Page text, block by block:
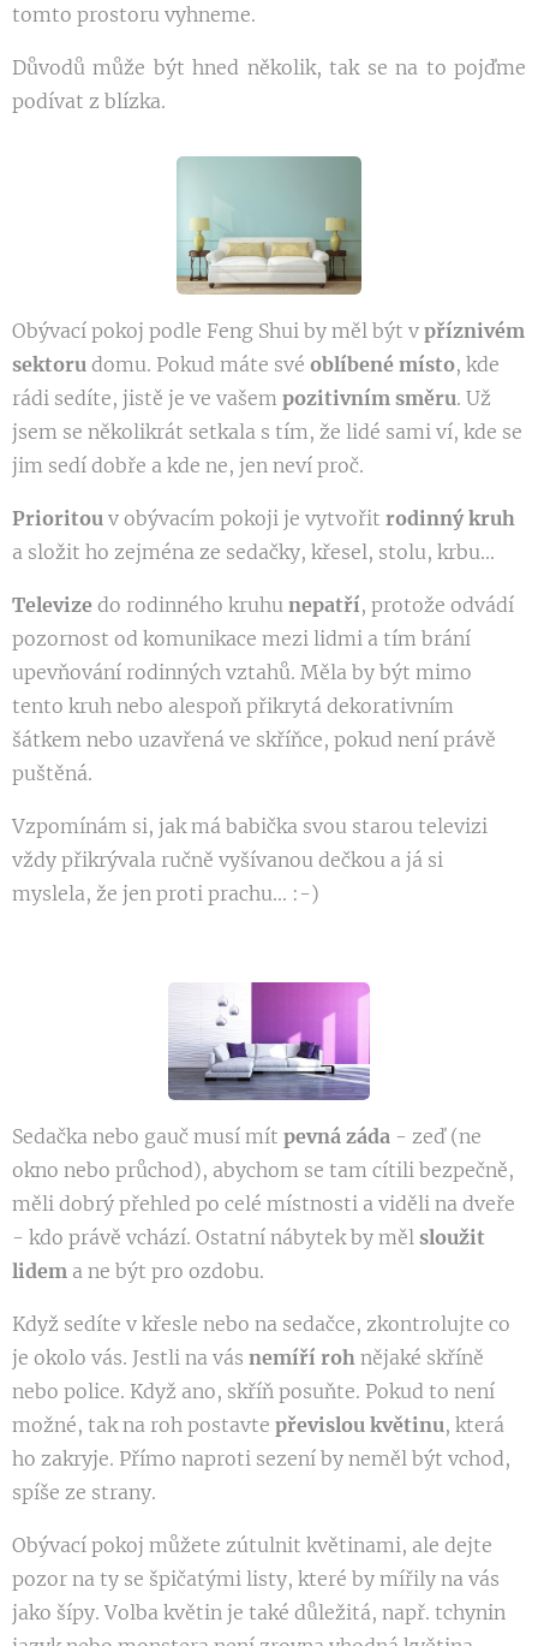
tomto prostoru vyhneme.
Důvodů může být hned několik, tak se na to pojďme
podívat z blízka.
Obývací pokoj podle Feng Shui by měl být v příznivém
sektoru domu. Pokud máte své oblíbené místo, kde
rádi sedíte, jistě je ve vašem pozitivním směru. Už
jsem se několikrát setkala s tím, že lidé sami ví, kde se
jim sedí dobře a kde ne, jen neví proč.
Prioritou v obývacím pokoji je vytvořit rodinný kruh
a složit ho zejména ze sedačky, křesel, stolu, krbu...
Televize do rodinného kruhu nepatří, protože odvádí
pozornost od komunikace mezi lidmi a tím brání
upevňování rodinných vztahů. Měla by být mimo
tento kruh nebo alespoň přikrytá dekorativním
šátkem nebo uzavřená ve skříňce, pokud není právě
puštěná.
Vzpomínám si, jak má babička svou starou televizi
vždy přikrývala ručně vyšívanou dečkou a já si
myslela, že jen proti prachu... :-)
Sedačka nebo gauč musí mít pevná záda - zeď (ne
okno nebo průchod), abychom se tam cítili bezpečně,
měli dobrý přehled po celé místnosti a viděli na dveře
- kdo právě vchází. Ostatní nábytek by měl sloužit
lidem a ne být pro ozdobu.
Když sedíte v křesle nebo na sedačce, zkontrolujte co
je okolo vás. Jestli na vás nemíří roh nějaké skříně
nebo police. Když ano, skříň posuňte. Pokud to není
možné, tak na roh postavte převislou květinu, která
ho zakryje. Přímo naproti sezení by neměl být vchod,
spíše ze strany.
Obývací pokoj můžete zútulnit květinami, ale dejte
pozor na ty se špičatými listy, které by mířily na vás
jako šípy. Volba květin je také důležitá, např. tchynin